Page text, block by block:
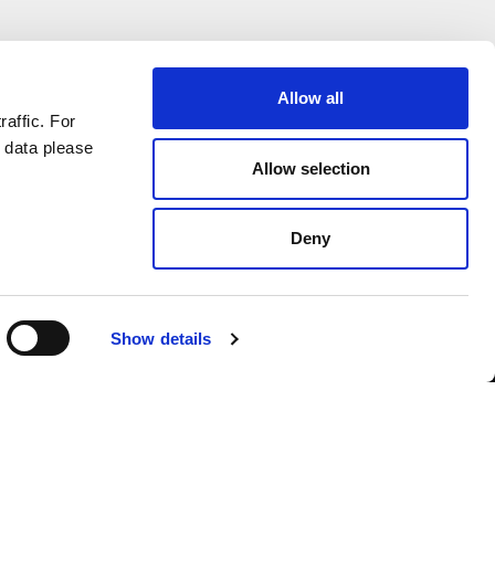
For
please
Show details
Allow all
Allow selection
Deny
Contact us